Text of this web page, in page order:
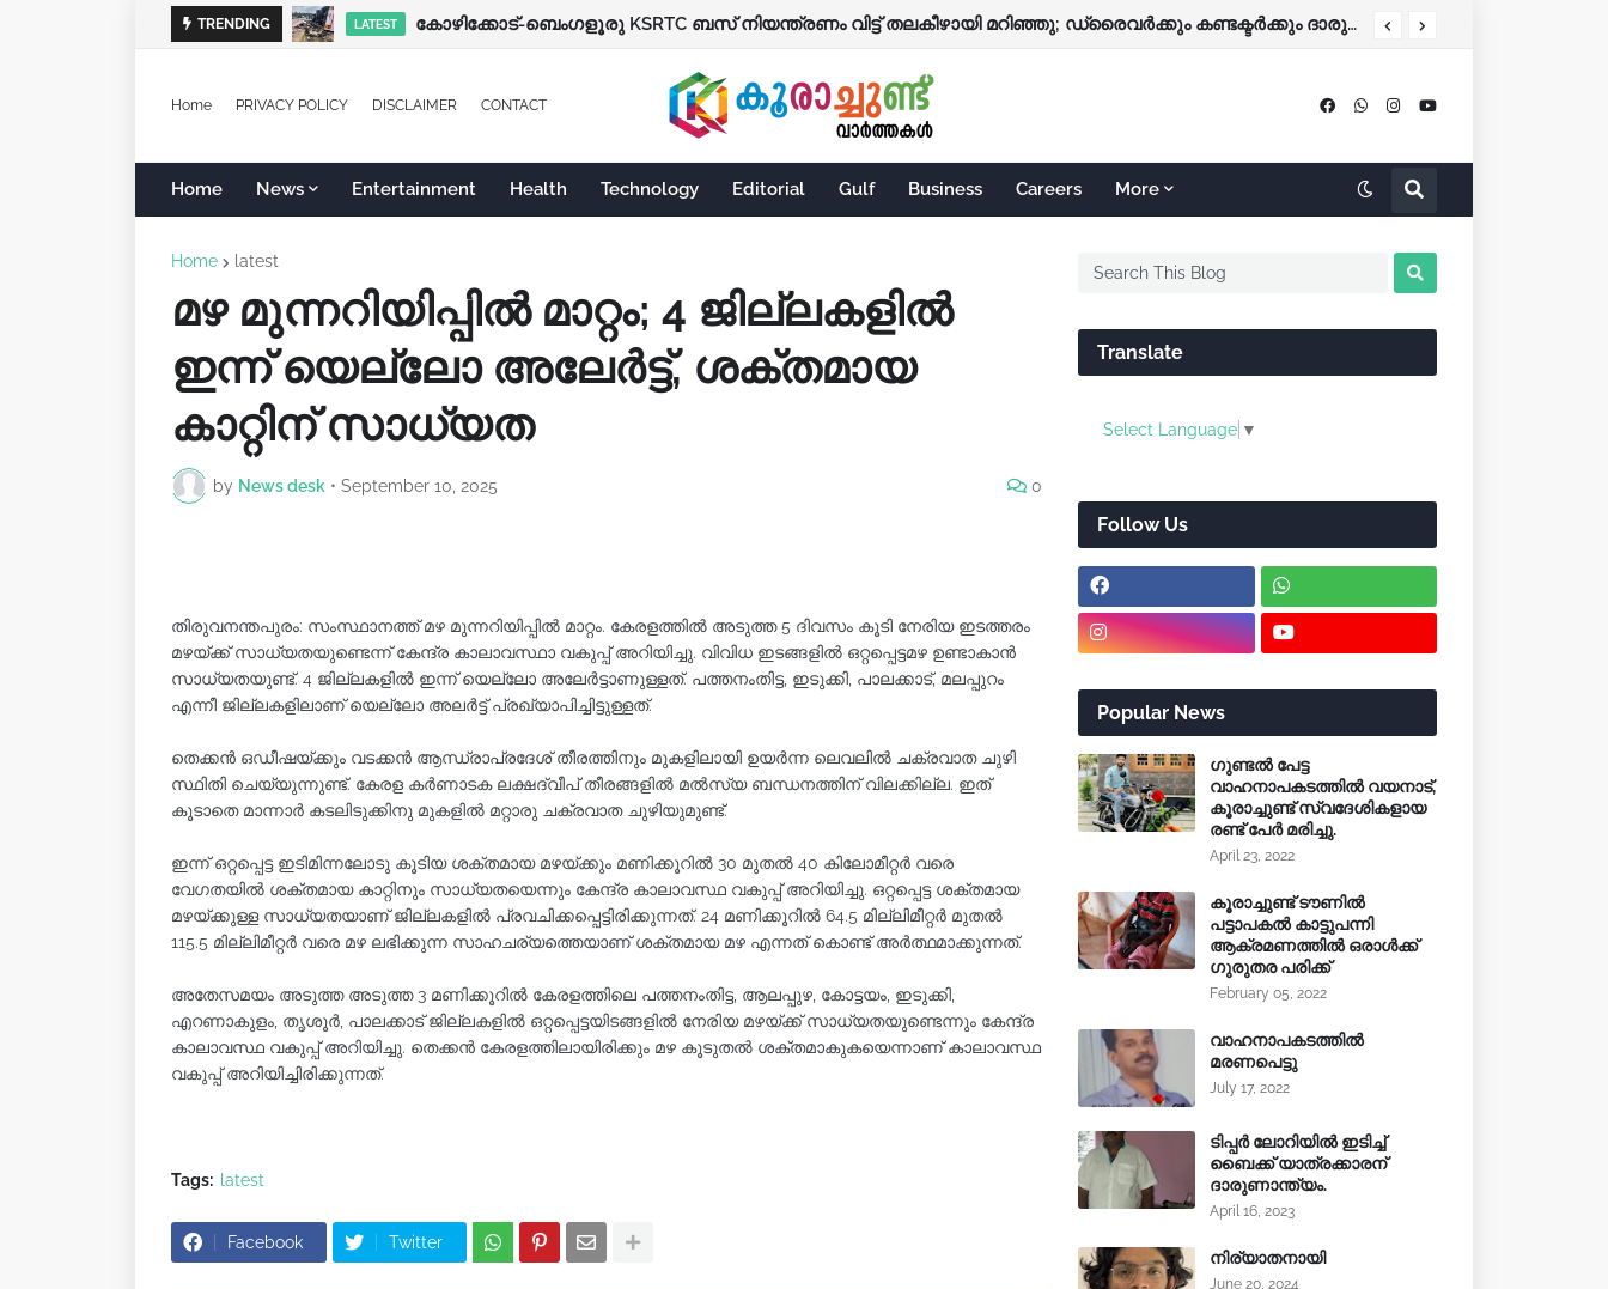
TRENDING LATEST കോഴിക്കോട്-ബെംഗളൂരു KSRTC ബസ് നിയന്ത്രണം വിട്ട് തലകീഴായി മറിഞ്ഞു; ഡ്രൈവർക്കും കണ്ടക്ടർക്കും ദാരുണാന്ത്യം
Home PRIVACY POLICY DISCLAIMER CONTACT
Home News Entertainment Health Technology Editorial Gulf Business Careers More
Home latest
മഴ മുന്നറിയിപ്പിൽ മാറ്റം; 4 ജില്ലകളിൽ
ഇന്ന് യെല്ലോ അലേർട്ട്, ശക്തമായ
കാറ്റിന് സാധ്യത
by News desk • September 10, 2025 0
തിരുവനന്തപുരം: സംസ്ഥാനത്ത് മഴ മുന്നറിയിപ്പിൽ മാറ്റം. കേരളത്തിൽ അടുത്ത 5 ദിവസം കൂടി നേരിയ ഇടത്തരം
മഴയ്ക്ക് സാധ്യതയുണ്ടെന്ന് കേന്ദ്ര കാലാവസ്ഥാ വകുപ്പ് അറിയിച്ചു. വിവിധ ഇടങ്ങളിൽ ഒറ്റപ്പെട്ടമഴ ഉണ്ടാകാൻ
സാധ്യതയുണ്ട്. 4 ജില്ലകളിൽ ഇന്ന് യെല്ലോ അലേർട്ടാണുള്ളത്. പത്തനംതിട്ട, ഇടുക്കി, പാലക്കാട്, മലപ്പുറം
എന്നീ ജില്ലകളിലാണ് യെല്ലോ അലർട്ട് പ്രഖ്യാപിച്ചിട്ടുള്ളത്.
തെക്കൻ ഒഡീഷയ്ക്കും വടക്കൻ ആന്ധ്രാപ്രദേശ് തീരത്തിനും മുകളിലായി ഉയർന്ന ലെവലിൽ ചക്രവാത ചുഴി
സ്ഥിതി ചെയ്യുന്നുണ്ട്. കേരള കർണാടക ലക്ഷദ്വീപ് തീരങ്ങളിൽ മൽസ്യ ബന്ധനത്തിന് വിലക്കില്ല. ഇത്
കൂടാതെ മാന്നാർ കടലിടുക്കിനു മുകളിൽ മറ്റാരു ചക്രവാത ചുഴിയുമുണ്ട്.
ഇന്ന് ഒറ്റപ്പെട്ട ഇടിമിന്നലോടു കൂടിയ ശക്തമായ മഴയ്ക്കും മണിക്കൂറിൽ 30 മുതൽ 40 കിലോമീറ്റർ വരെ
വേഗതയിൽ ശക്തമായ കാറ്റിനും സാധ്യതയെന്നും കേന്ദ്ര കാലാവസ്ഥ വകുപ്പ് അറിയിച്ചു. ഒറ്റപ്പെട്ട ശക്തമായ
മഴയ്ക്കുള്ള സാധ്യതയാണ് ജില്ലകളിൽ പ്രവചിക്കപ്പെട്ടിരിക്കുന്നത്. 24 മണിക്കൂറിൽ 64.5 മില്ലിമീറ്റർ മുതൽ
115.5 മില്ലിമീറ്റർ വരെ മഴ ലഭിക്കുന്ന സാഹചര്യത്തെയാണ് ശക്തമായ മഴ എന്നത് കൊണ്ട് അർത്ഥമാക്കുന്നത്.
അതേസമയം അടുത്ത അടുത്ത 3 മണിക്കൂറിൽ കേരളത്തിലെ പത്തനംതിട്ട, ആലപ്പുഴ, കോട്ടയം, ഇടുക്കി,
എറണാകുളം, തൃശൂർ, പാലക്കാട് ജില്ലകളിൽ ഒറ്റപ്പെട്ടയിടങ്ങളിൽ നേരിയ മഴയ്ക്ക് സാധ്യതയുണ്ടെന്നും കേന്ദ്ര
കാലാവസ്ഥ വകുപ്പ് അറിയിച്ചു. തെക്കൻ കേരളത്തിലായിരിക്കും മഴ കൂടുതൽ ശക്തമാകുകയെന്നാണ് കാലാവസ്ഥ
വകുപ്പ് അറിയിച്ചിരിക്കുന്നത്.
Tags: latest
Facebook Twitter
Translate
Select Language ▼
Follow Us
Popular News
ഗുണ്ടൽ പേട്ട
വാഹനാപകടത്തിൽ വയനാട്,
കൂരാച്ചുണ്ട് സ്വദേശികളായ
രണ്ട് പേർ മരിച്ചു.
April 23, 2022
കൂരാച്ചുണ്ട് ടൗണിൽ
പട്ടാപകൽ കാട്ടുപന്നി
ആക്രമണത്തിൽ ഒരാൾക്ക്
ഗുരുതര പരിക്ക്
February 05, 2022
വാഹനാപകടത്തിൽ
മരണപെട്ടു
July 17, 2022
ടിപ്പർ ലോറിയിൽ ഇടിച്ച്
ബൈക്ക് യാത്രക്കാരന്
ദാരുണാന്ത്യം.
April 16, 2023
നിര്യാതനായി
June 20, 2024